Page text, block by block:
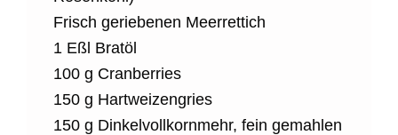
Frisch geriebenen Meerrettich
1 Eßl Bratöl
100 g Cranberries
150 g Hartweizengries
150 g Dinkelvollkornmehr, fein gemahlen